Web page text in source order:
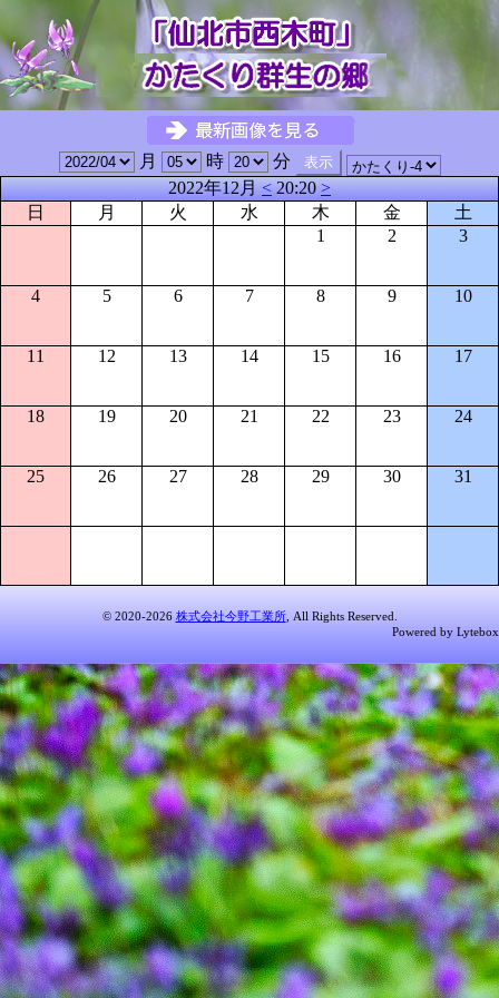
月 時
分
2022年12月<20:20>
日
月 火 水 木 金
土
1
2 3
4 5 6 7 8 9 10
11 12 13 14 15 16 17
18 19 20 21 22 23 24
25 26 27 28 29 30 31
© 2020-2026 株式会社今野工業所, All Rights Reserved.
Powered by Lytebox